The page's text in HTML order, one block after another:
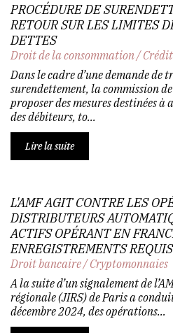
PROCÉDURE DE
RETOUR SUR LES LIMITES
DETTES
Droit de la consommation/
Dans le cadre d’une demande de
surendettement, la commission
proposer des mesures destinées
des débiteurs, to...
Lire la suite
L'AMF AGIT CONTRE LES
DISTRIBUTEURS
ACTIFS OPÉRANT EN
ENREGISTREMENTS REQUIS
Droit bancaire/Cryptomonnaies
A la suite d’un signalement de
régionale (JIRS) de Paris a
décembre 2024, des opérations…